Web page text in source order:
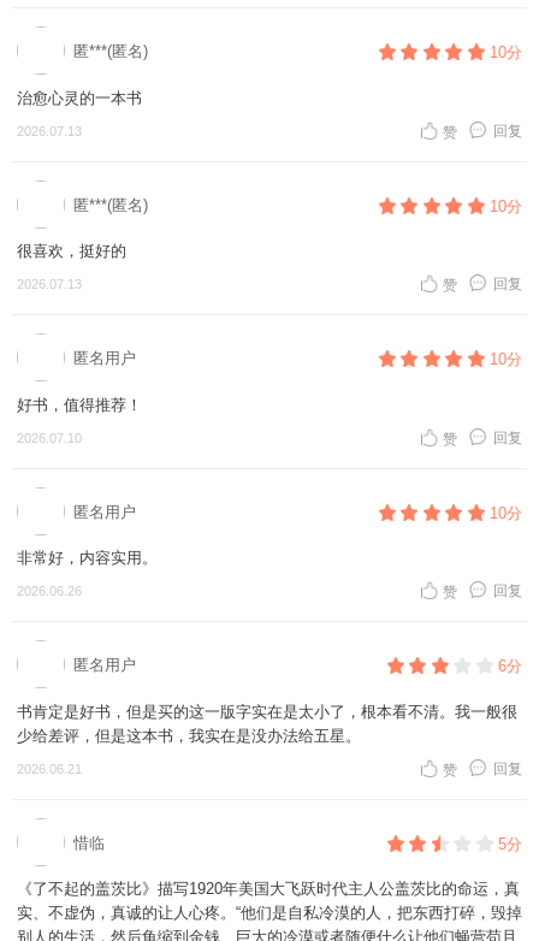
匿***(匿名) 10分
治愈心灵的一本书
2026.07.13 回复
赞
匿***(匿名) 10分
很喜欢，挺好的
2026.07.13 回复
赞
匿名用户 10分
好书，值得推荐！
2026.07.10 回复
赞
匿名用户 10分
非常好，内容实用。
2026.06.26 回复
赞
匿名用户 6分
书肯定是好书，但是买的这一版字实在是太小了，根本看不清。我一般很
少给差评，但是这本书，我实在是没办法给五星。
2026.06.21 回复
赞
惜临 5分
《了不起的盖茨比》描写1920年美国大飞跃时代主人公盖茨比的命运，真
实、不虚伪，真诚的让人心疼。“他们是自私冷漠的人，把东西打碎，毁掉
别人的生活，然后龟缩到金钱、巨大的冷漠或者随便什么让他们蝇营苟且